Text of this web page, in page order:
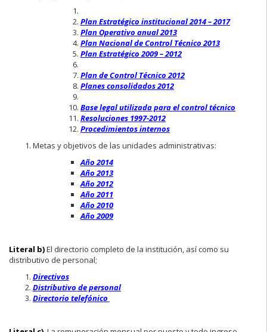
Plan Estratégico institucional 2014 – 2017
Plan Operativo anual 2013
Plan Nacional de Control Técnico 2013
Plan Estratégico 2009 – 2012
Plan de Control Técnico 2012
Planes consolidados 2012
Base legal utilizada para el control técnico
Resoluciones 1997-2012
Procedimientos internos
Metas y objetivos de las unidades administrativas:
Año 2014
Año 2013
Año 2012
Año 2011
Año 2010
Año 2009
Literal b)El directorio completo de la institución, así como su
distributivo de personal;
Directivos
Distributivo de personal
Directorio telefónico